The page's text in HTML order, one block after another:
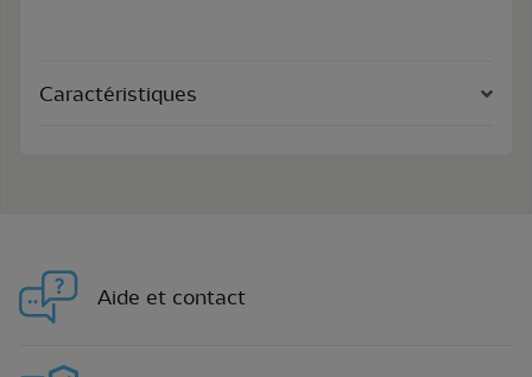
Caractéristiques
Aide et contact